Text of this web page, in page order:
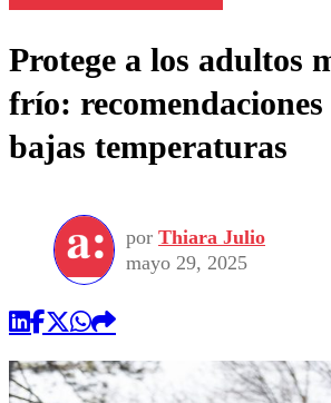
Protege a los adultos
frío: recomendaciones
bajas temperaturas
por Thiara Julio
mayo 29, 2025